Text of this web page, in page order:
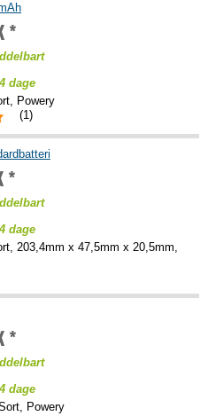
*
dage
Powery
(1)
*
dage
203,4mm x 47,5mm x 20,5mm,
*
dage
Powery